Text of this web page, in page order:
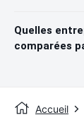
Quelles
comparées
Accueil